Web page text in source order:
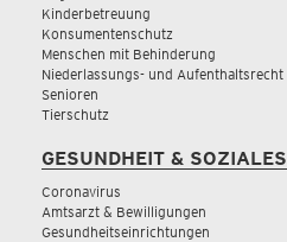
Kinderbetreuung
Konsumentenschutz
Menschen mit Behinderung
Niederlassungs- und Aufenthaltsrecht
Senioren
Tierschutz
GESUNDHEIT & SOZIALES
Coronavirus
Amtsarzt & Bewilligungen
Gesundheitseinrichtungen